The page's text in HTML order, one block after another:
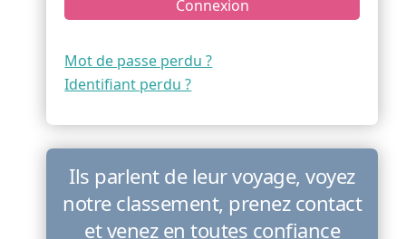
Connexion
Mot de passe perdu ?
Identifiant perdu ?
Ils parlent de leur voyage, voyez
notre classement, prenez contact
et venez en toutes confiance